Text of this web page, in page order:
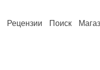
Рецензии Поиск